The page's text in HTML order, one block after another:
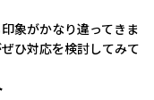
象がかなり違ってきま
ひ対応を検討してみて